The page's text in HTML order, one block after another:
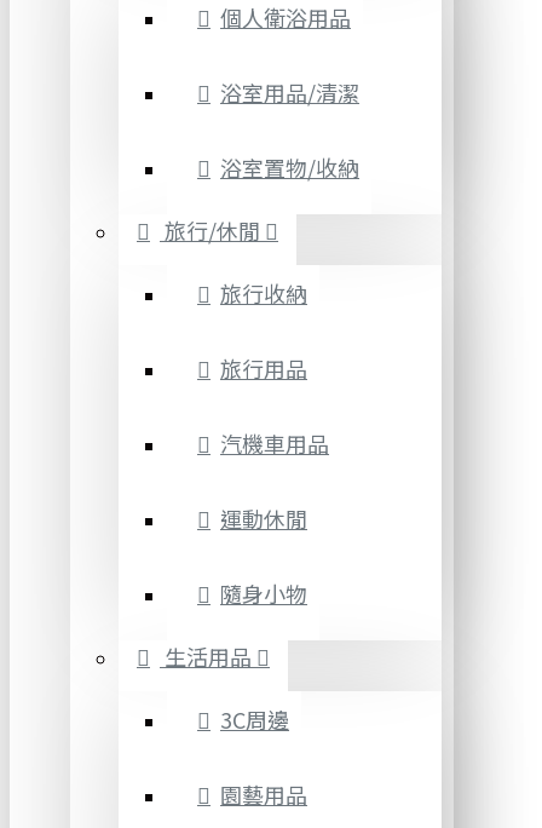
個人衛浴用品
浴室用品/清潔
浴室置物/收納
旅行/休閒
旅行收納
旅行用品
汽機車用品
運動休閒
隨身小物
生活用品
3C周邊
園藝用品